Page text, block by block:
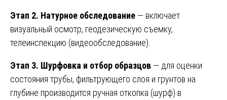
Этап 2. Натурное обследование — включает
визуальный осмотр, геодезическую съемку,
телеинспекцию (видеообследование).
Этап 3. Шурфовка и отбор образцов — для оценки
состояния трубы, фильтрующего слоя и грунтов на
глубине производится ручная откопка (шурф) в